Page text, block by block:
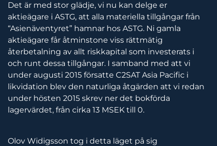
Det är med stor glädje, vi nu kan delge er
aktieägare i ASTG, att alla materiella tillgångar från
“Asienäventyret” hamnar hos ASTG. Ni gamla
aktieägare får åtminstone viss rättmätig
återbetalning av allt riskkapital som investerats i
och runt dessa tillgångar. I samband med att vi
under augusti 2015 försatte C2SAT Asia Pacific i
likvidation blev den naturliga åtgärden att vi redan
under hösten 2015 skrev ner det bokförda
lagervärdet, från cirka 13 MSEK till 0.
Olov Widigsson tog i detta läget på sig